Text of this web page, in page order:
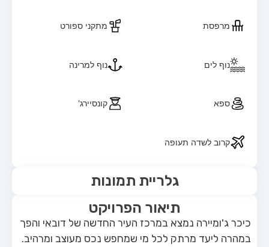
תיאור הפרויקט
כיכר ג'ומיירה נמצא במרכז העיר החדשה של דובאי והפך
במהרה ליעד מרתק לכל מי שמחפש נכס מעוצב ומרהיב.
מרפסת מתקני ספורט
נוף לים נוף למרינה
ספא קונסיירג'
קרוב לשדה תעופה
גלריית תמונות